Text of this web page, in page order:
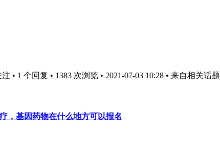
• 1 个回复 • 1383 次浏览 • 2021-07-03 10:28 • 来自相关话题
，基因药物在什么地方可以报名